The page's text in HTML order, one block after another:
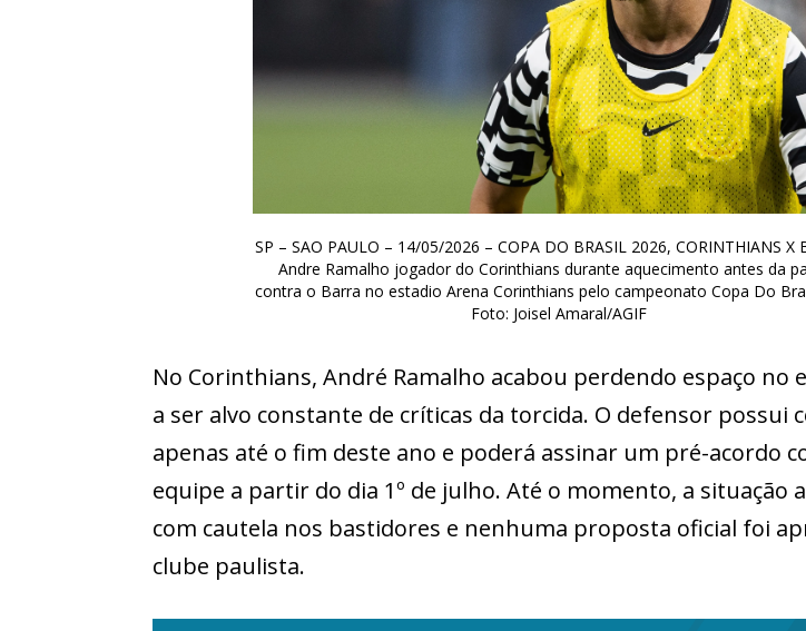
SP – SAO PAULO – 14/05/2026 – COPA DO BRASIL 2026, CORINTHIANS X
Andre Ramalho jogador do Corinthians durante aquecimento antes da
contra o Barra no estadio Arena Corinthians pelo campeonato Copa Do
Foto: Joisel Amaral/AGIF
No Corinthians, André Ramalho acabou perdendo espaço no
a ser alvo constante de críticas da torcida. O defensor possui
apenas até o fim deste ano e poderá assinar um pré-acordo
equipe a partir do dia 1º de julho. Até o momento, a situação
com cautela nos bastidores e nenhuma proposta oficial foi
clube paulista.